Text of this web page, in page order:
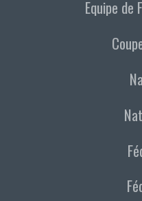
Equipe de